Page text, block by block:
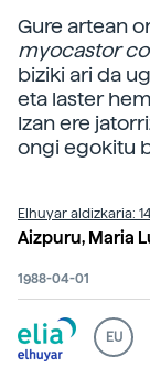
Gure artean
myocastor
biziki ari da
eta laster
Izan ere
ongi egokitu
Elhuyar aldizkaria: 14
Aizpuru, Maria
1988-04-01
EU